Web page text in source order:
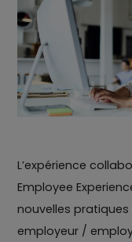
L’expérience
Employee
nouvelles
employeur /